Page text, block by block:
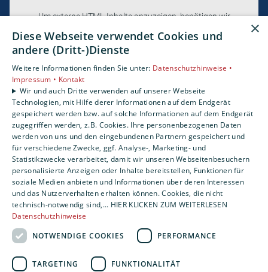
Um externe HTML-Inhalte anzuzeigen, benötigen wir
Ihre Einwilligung.
Weitere Informationen finden Sie in unserer
Cookie-Einstellungen öffnen
×
Diese Webseite verwendet Cookies und
andere (Dritt-)Dienste
Weitere Informationen finden Sie unter: Datenschutzhinweise •
Impressum • Kontakt
Wir und auch Dritte verwenden auf unserer Webseite
Technologien, mit Hilfe derer Informationen auf dem Endgerät
gespeichert werden bzw. auf solche Informationen auf dem Endgerät
zugegriffen werden, z.B. Cookies. Ihre personenbezogenen Daten
werden von uns und den eingebundenen Partnern gespeichert und
für verschiedene Zwecke, ggf. Analyse-, Marketing- und
Statistikzwecke verarbeitet, damit wir unseren Webseitenbesuchern
personalisierte Anzeigen oder Inhalte bereitstellen, Funktionen für
soziale Medien anbieten und Informationen über deren Interessen
und das Nutzerverhalten erhalten können. Cookies, die nicht
technisch-notwendig sind,... HIER KLICKEN ZUM WEITERLESEN
Datenschutzhinweise
NOTWENDIGE COOKIES
PERFORMANCE
TARGETING FUNKTIONALITÄT